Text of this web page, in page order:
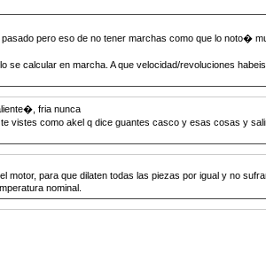
pero eso de no tener marchas como que lo noto�
calcular en marcha. A que velocidad/revoluciones
fria nunca
akel q dice guantes casco y esas cosas y salir
motor, para que dilaten todas las piezas por igual y no
nominal.